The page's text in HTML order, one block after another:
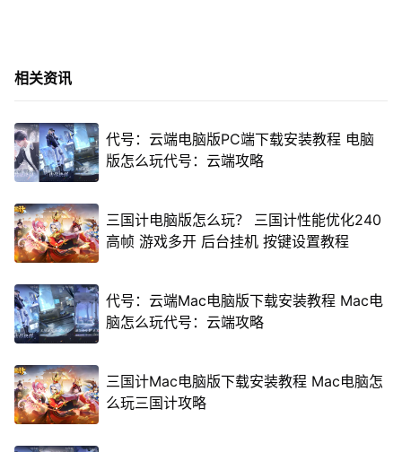
相关资讯
代号：云端电脑版PC端下载安装教程 电脑
版怎么玩代号：云端攻略
三国计电脑版怎么玩？ 三国计性能优化240
高帧 游戏多开 后台挂机 按键设置教程
代号：云端Mac电脑版下载安装教程 Mac电
脑怎么玩代号：云端攻略
三国计Mac电脑版下载安装教程 Mac电脑怎
么玩三国计攻略